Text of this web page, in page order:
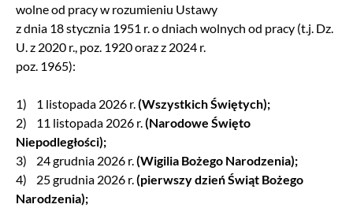
wolne od pracy w rozumieniu Ustawy
z dnia 18 stycznia 1951 r. o dniach wolnych od pracy (t.j. Dz.
U. z 2020 r., poz. 1920 oraz z 2024 r.
poz. 1965):
1) 1 listopada 2026 r.(Wszystkich Świętych);
2) 11 listopada 2026 r.(Narodowe Święto
Niepodległości);
3) 24 grudnia 2026 r.(Wigilia Bożego Narodzenia);
4) 25 grudnia 2026 r.(pierwszy dzień Świąt Bożego
Narodzenia);